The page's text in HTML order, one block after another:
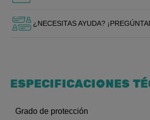
¿NECESITAS AYUDA?
ESPECIFICACIONES
Grado de protección